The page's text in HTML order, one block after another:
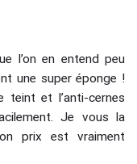
l’on en entend peu
une super éponge !
teint et l’anti-cernes
Je vous la
prix est vraiment